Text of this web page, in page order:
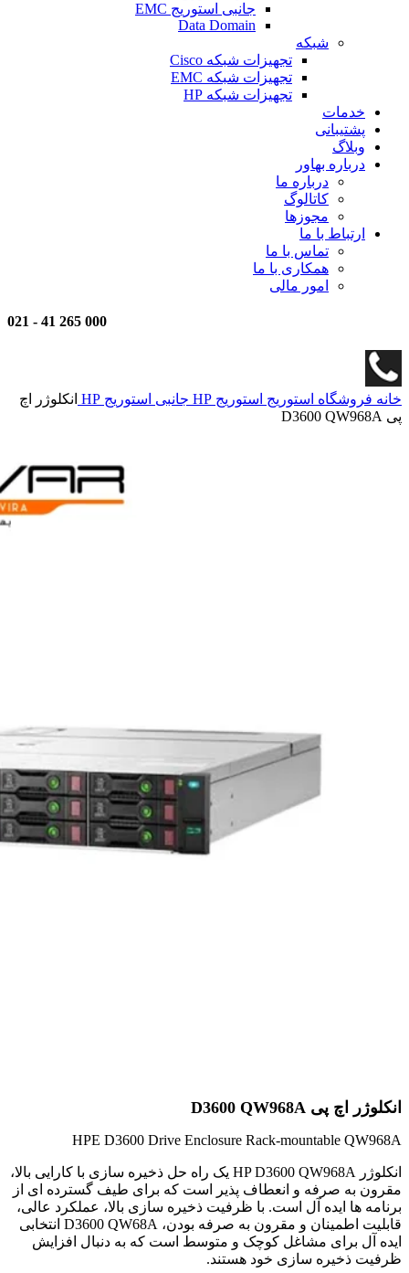
جانبی استوریج EMC
Data Domain
شبکه
تجهیزات شبکه Cisco
تجهیزات شبکه EMC
تجهیزات شبکه HP
خدمات
پشتیبانی
وبلاگ
درباره بهاور
درباره ما
کاتالوگ
مجوزها
ارتباط با ما
تماس با ما
همکاری با ما
امور مالی
000 265 41
-
خانه فروشگاه استوریج استوریج HP جانبی استوریج HP
انکلوژر اچ
پی D3600 QW968A
انکلوژر اچ پی D3600 QW968A
HPE D3600 Drive Enclosure Rack-mountable QW968A
انکلوژر HP D3600 QW968A یک راه حل ذخیره سازی با کارایی بالا،
مقرون به صرفه و انعطاف پذیر است که برای طیف گسترده ای از
برنامه ها ایده آل است. با ظرفیت ذخیره سازی بالا، عملکرد عالی،
قابلیت اطمینان و مقرون به صرفه بودن، D3600 QW68A انتخابی
ایده آل برای مشاغل کوچک و متوسط ​​است که به دنبال افزایش
ظرفیت ذخیره سازی خود هستند.